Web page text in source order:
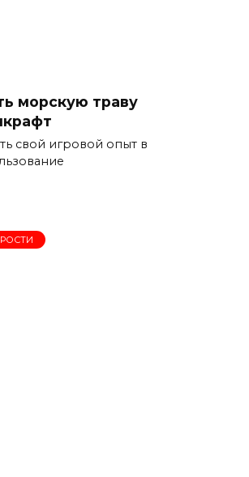
морскую траву
свой игровой опыт в